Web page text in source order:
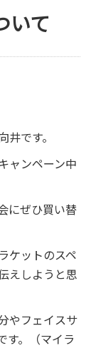
いて
です。
ャンペーン中
にぜひ買い替
ケットのスペ
えしようと思
やフェイスサ
す。（マイラ